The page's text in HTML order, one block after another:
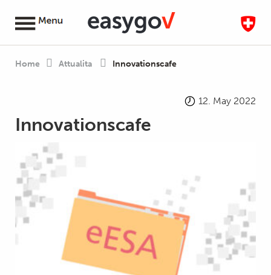
Home Attualita Innovationscafe
12. May 2022
Innovationscafe